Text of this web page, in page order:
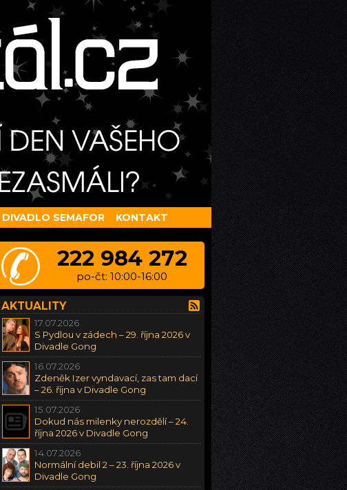
DIVADLO SEMAFOR KONTAKT
222 984 272
po-čt: 10:00-16:00
AKTUALITY
17.07.2026
S Pydlou v zádech – 29. října 2026 v
Divadle Gong
16.07.2026
Zdeněk Izer vyndavací, zas tam dací
– 26. října v Divadle Gong
15.07.2026
Dokud nás milenky nerozdělí – 24.
října 2026 v Divadle Gong
14.07.2026
Normální debil 2 – 23. října 2026 v
Divadle Gong